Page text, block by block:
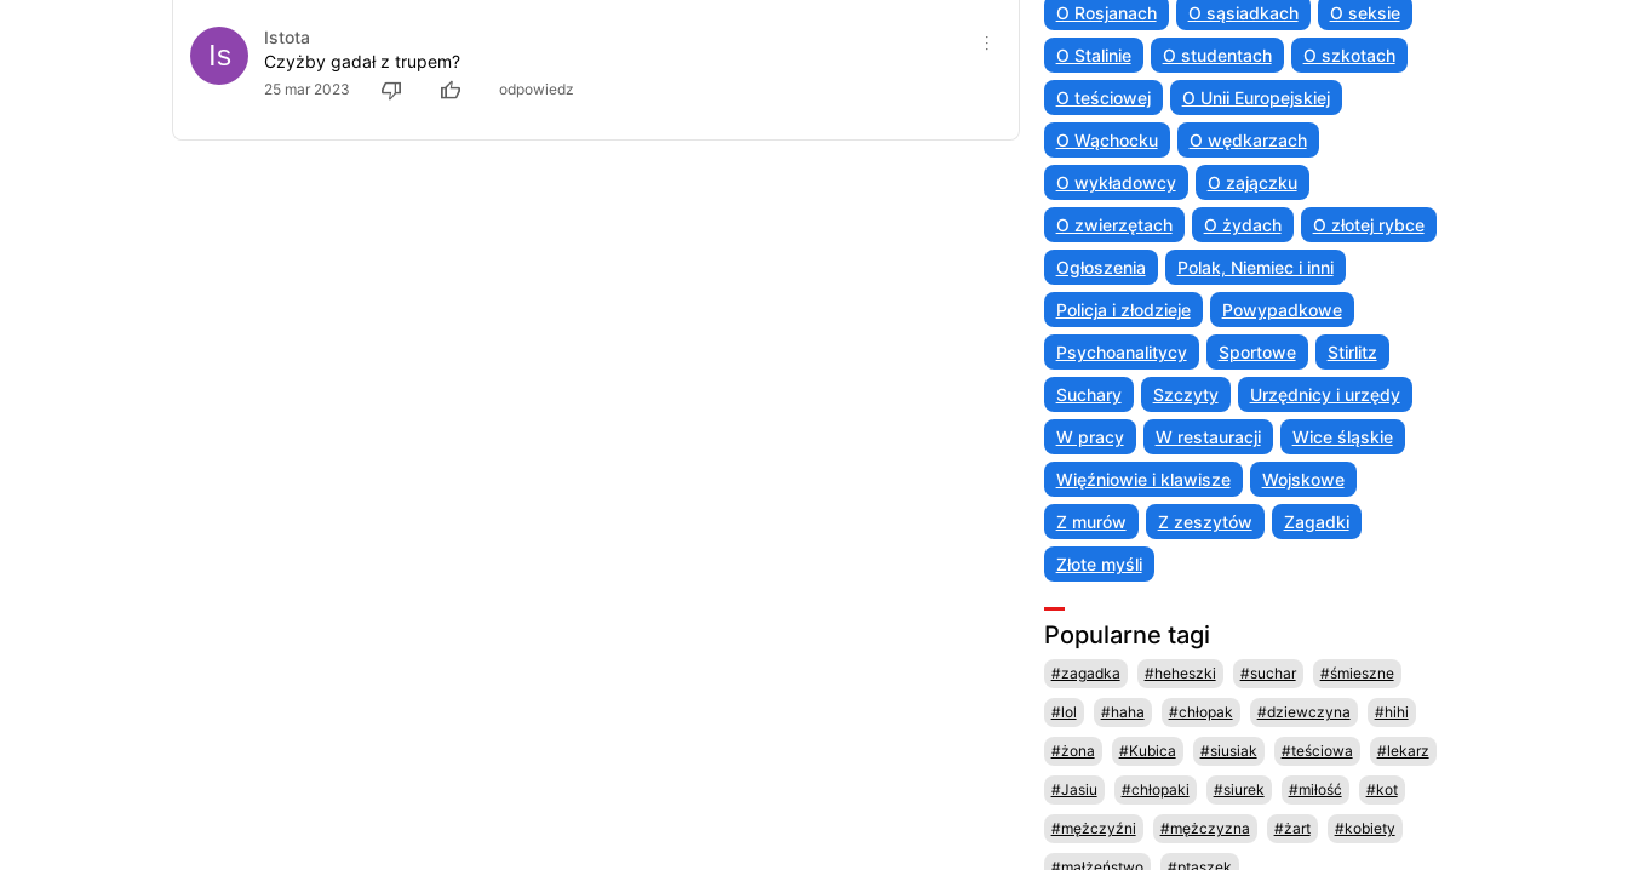
Istota
Czyżby gadał z trupem?
25 mar 2023 odpowiedz
O Rosjanach O sąsiadkach O seksie
O Stalinie O studentach O szkotach
O teściowej O Unii Europejskiej
O Wąchocku O wędkarzach
O wykładowcy O zajączku
O zwierzętach O żydach O złotej rybce
Ogłoszenia Polak, Niemiec i inni
Policja i złodzieje Powypadkowe
Psychoanalitycy Sportowe Stirlitz
Suchary Szczyty Urzędnicy i urzędy
W pracy W restauracji Wice śląskie
Więźniowie i klawisze Wojskowe
Z murów Z zeszytów Zagadki
Złote myśli
Popularne tagi
#zagadka #heheszki #suchar #śmieszne
#lol #haha #chłopak #dziewczyna #hihi
#żona #Kubica #siusiak #teściowa #lekarz
#Jasiu #chłopaki #siurek #miłość #kot
#mężczyźni #mężczyzna #żart #kobiety